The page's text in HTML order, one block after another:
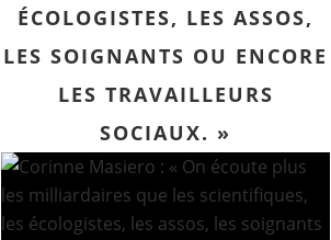
ÉCOLOGISTES, LES ASSOS,
LES SOIGNANTS OU ENCORE
LES TRAVAILLEURS
SOCIAUX. »